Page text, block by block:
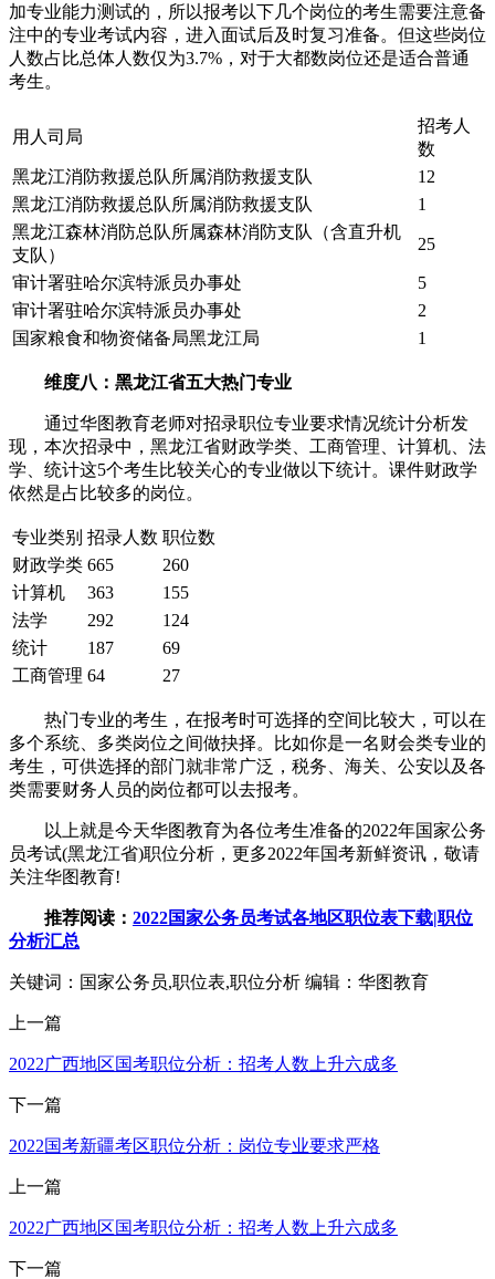
加专业能力测试的，所以报考以下几个岗位的考生需要注意备
注中的专业考试内容，进入面试后及时复习准备。但这些岗位
人数占比总体人数仅为3.7%，对于大都数岗位还是适合普通
考生。
用人司局
招考人
数
黑龙江消防救援总队所属消防救援支队
12
黑龙江消防救援总队所属消防救援支队
1
黑龙江森林消防总队所属森林消防支队（含直升机
支队）
25
审计署驻哈尔滨特派员办事处
5
审计署驻哈尔滨特派员办事处
2
国家粮食和物资储备局黑龙江局
1
维度八：黑龙江省五大热门专业
通过华图教育老师对招录职位专业要求情况统计分析发
现，本次招录中，黑龙江省财政学类、工商管理、计算机、法
学、统计这5个考生比较关心的专业做以下统计。课件财政学
依然是占比较多的岗位。
专业类别 招录人数 职位数
财政学类 665
260
计算机
363
155
法学
292
124
统计
187
69
工商管理 64 27
热门专业的考生，在报考时可选择的空间比较大，可以在
多个系统、多类岗位之间做抉择。比如你是一名财会类专业的
考生，可供选择的部门就非常广泛，税务、海关、公安以及各
类需要财务人员的岗位都可以去报考。
以上就是今天华图教育为各位考生准备的2022年国家公务
员考试(黑龙江省)职位分析，更多2022年国考新鲜资讯，敬请
关注华图教育!
推荐阅读： 2022国家公务员考试各地区职位表下载|职位
分析汇总
关键词：国家公务员,职位表,职位分析 编辑：华图教育
上一篇
2022广西地区国考职位分析：招考人数上升六成多
下一篇
2022国考新疆考区职位分析：岗位专业要求严格
上一篇
2022广西地区国考职位分析：招考人数上升六成多
下一篇